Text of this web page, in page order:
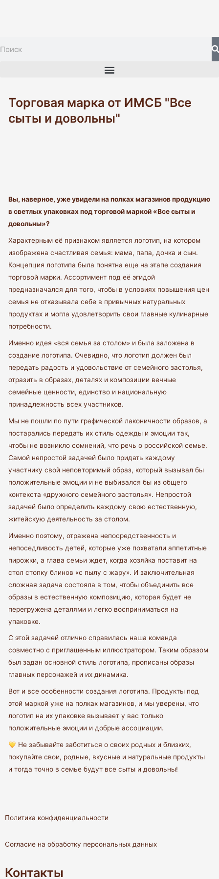
Menu
Торговая марка от ИМСБ "Все
сыты и довольны"
Вы, наверное, уже увидели на полках магазинов продукцию
в светлых упаковках под торговой маркой «Все сыты и
довольны»?
Характерным её признаком является логотип, на котором
изображена счастливая семья: мама, папа, дочка и сын.
Концепция логотипа была понятна еще на этапе создания
торговой марки. Ассортимент под её эгидой
предназначался для того, чтобы в условиях повышения цен
семья не отказывала себе в привычных натуральных
продуктах и могла удовлетворить свои главные кулинарные
потребности.
Именно идея «вся семья за столом» и была заложена в
создание логотипа. Очевидно, что логотип должен был
передать радость и удовольствие от семейного застолья,
отразить в образах, деталях и композиции вечные
семейные ценности, единство и национальную
принадлежность всех участников.
Мы не пошли по пути графической лаконичности образов, а
постарались передать их стиль одежды и эмоции так,
чтобы не возникло сомнений, что речь о российской семье.
Самой непростой задачей было придать каждому
участнику свой неповторимый образ, который вызывал бы
положительные эмоции и не выбивался бы из общего
контекста «дружного семейного застолья». Непростой
задачей было определить каждому свою естественную,
житейскую деятельность за столом.
Именно поэтому, отражена непосредственность и
непоседливость детей, которые уже похватали аппетитные
пирожки, а глава семьи ждет, когда хозяйка поставит на
стол стопку блинов «с пылу с жару». И заключительная
сложная задача состояла в том, чтобы объединить все
образы в естественную композицию, которая будет не
перегружена деталями и легко восприниматься на
упаковке.
С этой задачей отлично справилась наша команда
совместно с приглашенным иллюстратором. Таким образом
был задан основной стиль логотипа, прописаны образы
главных персонажей и их динамика.
Вот и все особенности создания логотипа. Продукты под
этой маркой уже на полках магазинов, и мы уверены, что
логотип на их упаковке вызывает у вас только
положительные эмоции и добрые ассоциации.
Не забывайте заботиться о своих родных и близких,
покупайте свои, родные, вкусные и натуральные продукты
и тогда точно в семье будут все сыты и довольны!
Политика конфиденциальности
Согласие на обработку персональных данных
Контакты